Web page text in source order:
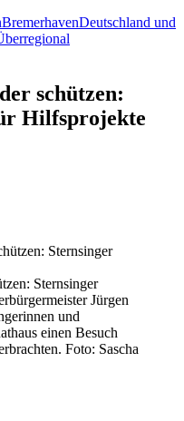
BremerhavenDeutschland und
schützen:
Hilfsprojekte
Sternsinger
Jürgen
und
einen Besuch
Foto: Sascha